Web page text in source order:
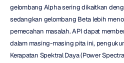
gelombang Alpha sering dikaitkan
sedangkan gelombang Beta lebih
pemecahan masalah. API dapat
dalam masing-masing pita ini,
Kerapatan Spektral Daya (Power